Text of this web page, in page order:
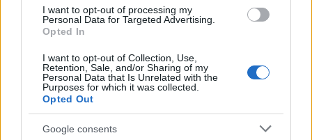
I want to opt-out of processing my
Personal Data for Targeted Advertising.
Opted In
I want to opt-out of Collection, Use,
Retention, Sale, and/or Sharing of my
Personal Data that Is Unrelated with the
Purposes for which it was collected.
Opted Out
Google consents
Δημοφιλείς Ειδήσεις
ΟΠΕΚΑ: Μηνιαίο επίδομα έως 210